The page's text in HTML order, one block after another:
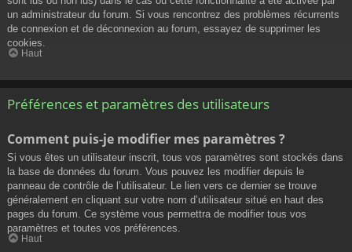
un administrateur du forum. Si vous rencontrez des problèmes récurrents
de connexion et de déconnexion au forum, essayez de supprimer les
cookies.
Haut
Préférences et paramètres des utilisateurs
Comment puis-je modifier mes paramètres ?
Si vous êtes un utilisateur inscrit, tous vos paramètres sont stockés dans
la base de données du forum. Vous pouvez les modifier depuis le
panneau de contrôle de l’utilisateur. Le lien vers ce dernier se trouve
généralement en cliquant sur votre nom d’utilisateur situé en haut des
pages du forum. Ce système vous permettra de modifier tous vos
paramètres et toutes vos préférences.
Haut